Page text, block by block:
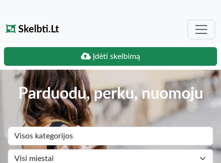
Skelbti.Lt
Įdėti skelbimą
Parduodu, perku, nuomoju